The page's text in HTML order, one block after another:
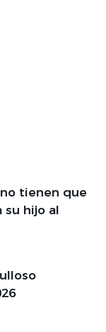
tienen que
su hijo al